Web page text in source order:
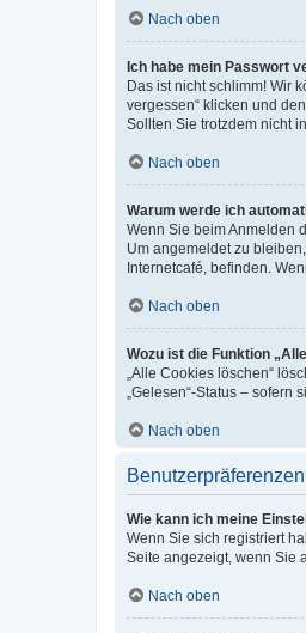
Nach oben
Ich habe mein Passwort
Das ist nicht schlimm! Wir
vergessen“ klicken und
Sollten Sie trotzdem nicht
Nach oben
Warum werde ich
Wenn Sie beim Anmelden
Um angemeldet zu
Internetcafé, befinden.
Nach oben
Wozu ist die Funktion
„Alle Cookies löschen“
„Gelesen“-Status –
Nach oben
Wie kann ich meine
Wenn Sie sich registriert
Seite angezeigt, wenn Sie
Nach oben